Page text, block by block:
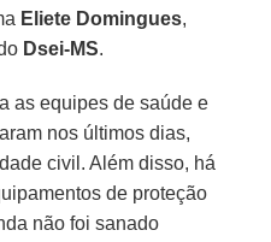
Eliete Domingues,
Dsei-MS.
as equipes de saúde e
nos últimos dias,
civil. Além disso, há
de proteção
não foi sanado